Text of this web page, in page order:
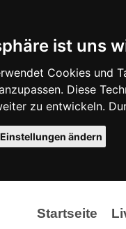
ist uns
Cookies und
Diese
zu entwickeln.
Einstellungen ändern
Startseite